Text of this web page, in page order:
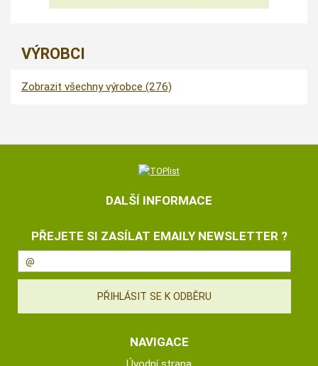
VÝROBCI
Zobrazit všechny výrobce (276)
DALŠÍ INFORMACE
PŘEJETE SI ZASÍLAT EMAILY NEWSLETTER ?
NAVIGACE